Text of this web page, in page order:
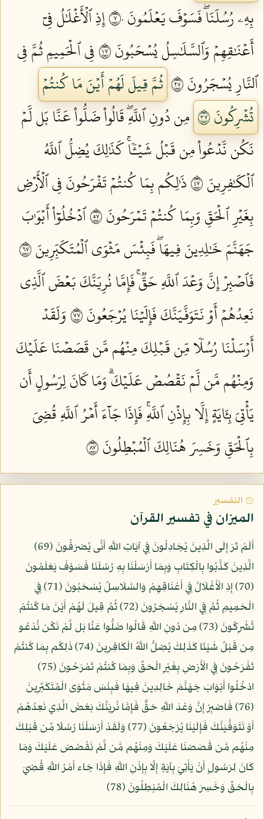
بِهِۦ رُسُلَنَاۖ فَسَوۡفَ يَعۡلَمُونَ ٧٠
إِذِ ٱلۡأَغۡلَٰلُ فِيٓ
أَعۡنَٰقِهِمۡ وَٱلسَّلَٰسِلُ يُسۡحَبُونَ ٧١
فِي ٱلۡحَمِيمِ ثُمَّ فِي
ٱلنَّارِ يُسۡجَرُونَ ٧٢
ثُمَّ قِيلَ لَهُمۡ أَيۡنَ مَا كُنتُمۡ
تُشۡرِكُونَ ٧٣
مِن دُونِ ٱللَّهِۖ قَالُواْ ضَلُّواْ عَنَّا بَل لَّمۡ
نَكُن نَّدۡعُواْ مِن قَبۡلُ شَيۡـٔٗاۚ كَذَٰلِكَ يُضِلُّ ٱللَّهُ
ٱلۡكَٰفِرِينَ ٧٤
ذَٰلِكُم بِمَا كُنتُمۡ تَفۡرَحُونَ فِي ٱلۡأَرۡضِ
بِغَيۡرِ ٱلۡحَقِّ وَبِمَا كُنتُمۡ تَمۡرَحُونَ ٧٥
ٱدۡخُلُوٓاْ أَبۡوَٰبَ
جَهَنَّمَ خَٰلِدِينَ فِيهَاۖ فَبِئۡسَ مَثۡوَى ٱلۡمُتَكَبِّرِينَ ٧٦
فَٱصۡبِرۡ إِنَّ وَعۡدَ ٱللَّهِ حَقّٞۚ فَإِمَّا نُرِيَنَّكَ بَعۡضَ ٱلَّذِي
نَعِدُهُمۡ أَوۡ نَتَوَفَّيَنَّكَ فَإِلَيۡنَا يُرۡجَعُونَ ٧٧
وَلَقَدۡ
أَرۡسَلۡنَا رُسُلٗا مِّن قَبۡلِكَ مِنۡهُم مَّن قَصَصۡنَا عَلَيۡكَ
وَمِنۡهُم مَّن لَّمۡ نَقۡصُصۡ عَلَيۡكَۗ وَمَا كَانَ لِرَسُولٍ أَن
يَأۡتِيَ بِـَٔايَةٍ إِلَّا بِإِذۡنِ ٱللَّهِۚ فَإِذَا جَآءَ أَمۡرُ ٱللَّهِ قُضِيَ
بِٱلۡحَقِّ وَخَسِرَ هُنَالِكَ ٱلۡمُبۡطِلُونَ ٧٨
۞ التفسير
الميزان في تفسير القرآن
أَلَمْ تَرَ إِلَى الَّذِينَ يُجَادِلُونَ فِي آيَاتِ اللَّهِ أَنَّى يُصْرَفُونَ (69)
الَّذِينَ كَذَّبُوا بِالْكِتَابِ وَبِمَا أَرْسَلْنَا بِهِ رُسُلَنَا فَسَوْفَ يَعْلَمُونَ
(70) إِذِ الْأَغْلَالُ فِي أَعْنَاقِهِمْ وَالسَّلَاسِلُ يُسْحَبُونَ (71) فِي
الْحَمِيمِ ثُمَّ فِي النَّارِ يُسْجَرُونَ (72) ثُمَّ قِيلَ لَهُمْ أَيْنَ مَا كُنتُمْ
تُشْرِكُونَ (73) مِن دُونِ اللَّهِ قَالُوا ضَلُّوا عَنَّا بَل لَّمْ نَكُن نَّدْعُو
مِن قَبْلُ شَيْئًا كَذَلِكَ يُضِلُّ اللَّهُ الْكَافِرِينَ (74) ذَلِكُم بِمَا كُنتُمْ
تَفْرَحُونَ فِي الْأَرْضِ بِغَيْرِ الْحَقِّ وَبِمَا كُنتُمْ تَمْرَحُونَ (75)
ادْخُلُوا أَبْوَابَ جَهَنَّمَ خَالِدِينَ فِيهَا فَبِئْسَ مَثْوَى الْمُتَكَبِّرِينَ
(76) فَاصْبِرْ إِنَّ وَعْدَ اللَّهِ حَقٌّ فَإِمَّا نُرِيَنَّكَ بَعْضَ الَّذِي نَعِدُهُمْ
أَوْ نَتَوَفَّيَنَّكَ فَإِلَيْنَا يُرْجَعُونَ (77) وَلَقَدْ أَرْسَلْنَا رُسُلًا مِّن قَبْلِكَ
مِنْهُم مَّن قَصَصْنَا عَلَيْكَ وَمِنْهُم مَّن لَّمْ نَقْصُصْ عَلَيْكَ وَمَا
كَانَ لِرَسُولٍ أَنْ يَأْتِيَ بِآيَةٍ إِلَّا بِإِذْنِ اللَّهِ فَإِذَا جَاء أَمْرُ اللَّهِ قُضِيَ
بِالْحَقِّ وَخَسِرَ هُنَالِكَ الْمُبْطِلُونَ (78)